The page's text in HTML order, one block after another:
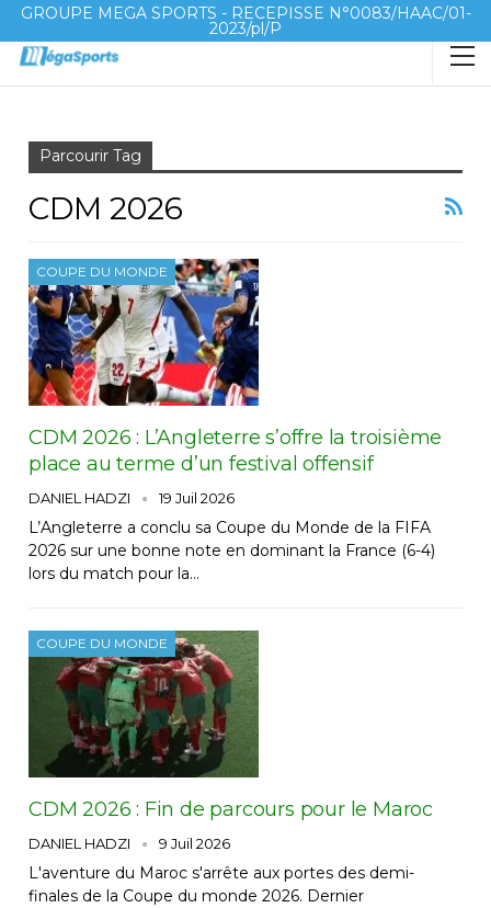
GROUPE MEGA SPORTS - RECEPISSE N°0083/HAAC/01-
2023/pl/P
Parcourir Tag
CDM 2026
COUPE DU MONDE
CDM 2026 : L’Angleterre s’offre la troisième
place au terme d’un festival offensif
DANIEL HADZI 19 Juil 2026
L’Angleterre a conclu sa Coupe du Monde de la FIFA
2026 sur une bonne note en dominant la France (6-4)
lors du match pour la…
COUPE DU MONDE
CDM 2026 : Fin de parcours pour le Maroc
DANIEL HADZI 9 Juil 2026
L'aventure du Maroc s'arrête aux portes des demi-
finales de la Coupe du monde 2026. Dernier